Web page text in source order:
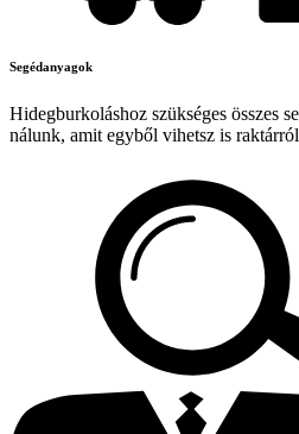
Segédanyagok
Hidegburkoláshoz szükséges összes
nálunk, amit egyből vihetsz is